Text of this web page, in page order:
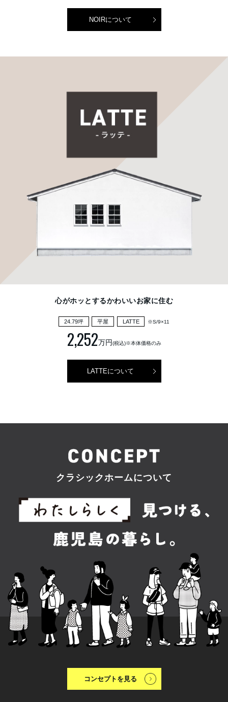
NOIRについて
心がホッとするかわいいお家に住む
24.79坪 平屋 LATTE ※S/9×11
2,252万円(税込)※本体価格のみ
LATTEについて
クラシックホームについて
コンセプトを見る